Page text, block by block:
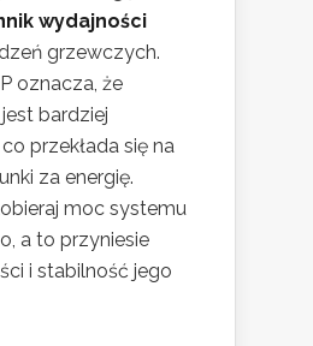
wydajności
grzewczych.
oznacza, że
bardziej
przekłada się na
za energię.
moc systemu
a to przyniesie
i stabilność jego